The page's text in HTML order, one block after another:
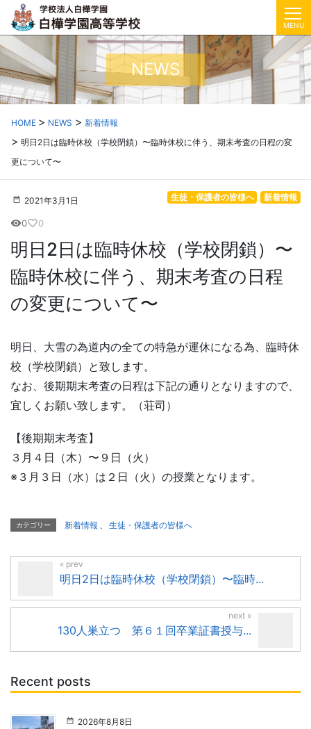
MENU
NEWS
HOME NEWS
新着情報
明日2日は臨時休校（学校閉鎖）〜臨時休校に伴う、期末考査の日程の変
更について〜
2021年3月1日 新着情報
生徒・保護者の皆様へ
visibility0favorite_border0
明日2日は臨時休校（学校閉鎖）〜
臨時休校に伴う、期末考査の日程
の変更について〜
明日、大雪の為道内の全ての特急が運休になる為、臨時休
校（学校閉鎖）と致します。
なお、後期期末考査の日程は下記の通りとなりますので、
宜しくお願い致します。（荘司）
【後期期末考査】
３月４日（木）〜９日（火）
※３月３日（水）は２日（火）の授業となります。
カテゴリー 新着情報 、 生徒・保護者の皆様へ
明日2日は臨時休校（学校閉鎖）〜臨時...
130人巣立つ 第６１回卒業証書授与...
Recent posts
2026年8月8日